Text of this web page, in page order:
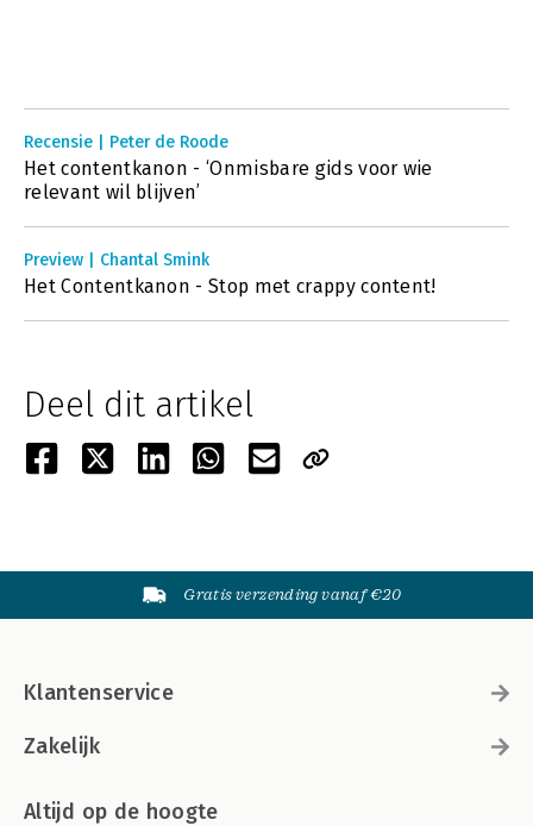
Recensie | Peter de Roode
Het contentkanon - ‘Onmisbare gids voor wie
relevant wil blijven’
Preview | Chantal Smink
Het Contentkanon - Stop met crappy content!
Deel dit artikel
Gratis verzending vanaf €20
Klantenservice
Zakelijk
Altijd op de hoogte